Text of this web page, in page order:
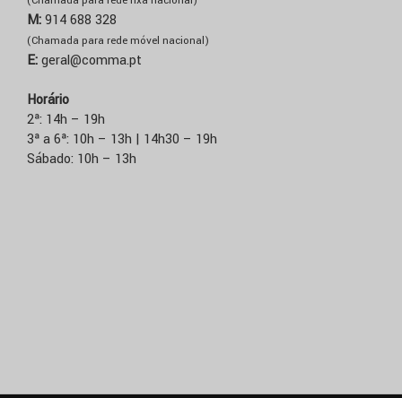
M:914 688 328
(Chamada para rede móvel nacional)
E:geral@comma.pt
Horário
2ª: 14h – 19h
3ª a 6ª: 10h – 13h | 14h30 – 19h
Sábado: 10h – 13h